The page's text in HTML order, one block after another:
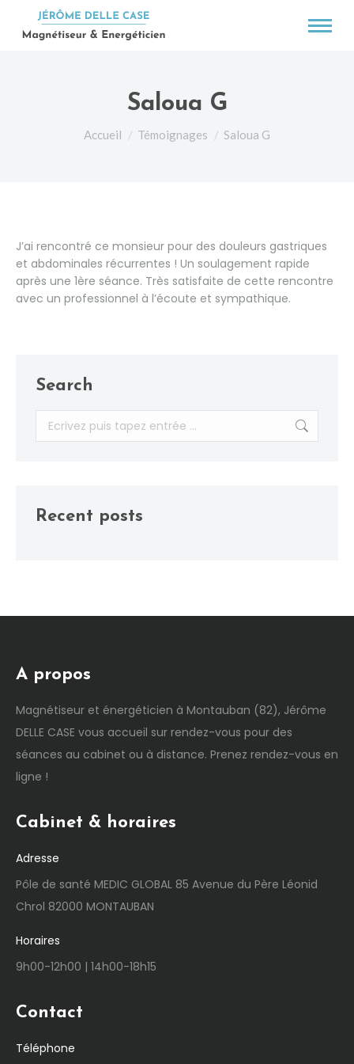
Saloua G
Vous êtes ici :
Accueil Témoignages Saloua G
J’ai rencontré ce monsieur pour des douleurs gastriques
et abdominales récurrentes ! Un soulagement rapide
après une 1ère séance. Très satisfaite de cette rencontre
avec un professionnel à l’écoute et sympathique.
Search
Recherche
:
Recent posts
A propos
Magnétiseur et énergéticien à Montauban (82), Jérôme
DELLE CASE vous accueil sur rendez-vous pour des
séances au cabinet ou à distance. Prenez rendez-vous en
ligne !
Cabinet & horaires
Adresse
Pôle de santé MEDIC GLOBAL 85 Avenue du Père Léonid
Chrol 82000 MONTAUBAN
Horaires
9h00-12h00 | 14h00-18h15
Contact
Téléphone